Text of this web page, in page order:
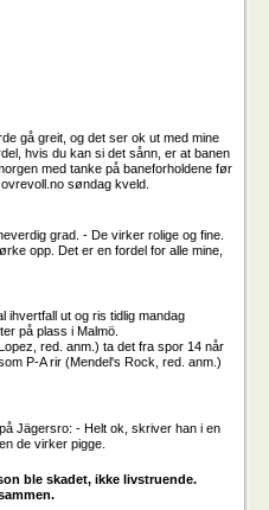
gå greit, og det ser ok ut med mine
hvis du kan si det sånn, er at banen
med tanke på baneforholdene før
søndag kveld.
grad. - De virker rolige og fine.
opp. Det er en fordel for alle mine,
ihvertfall ut og ris tidlig mandag
på plass i Malmö.
red. anm.) ta det fra spor 14 når
P-A rir (Mendel's Rock, red. anm.)
Jägersro: - Helt ok, skriver han i en
de virker pigge.
ble skadet, ikke livstruende.